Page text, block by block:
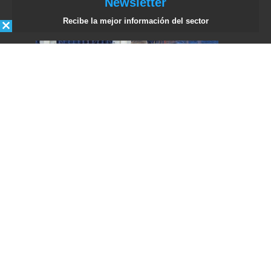
Recibe la mejor información del sector